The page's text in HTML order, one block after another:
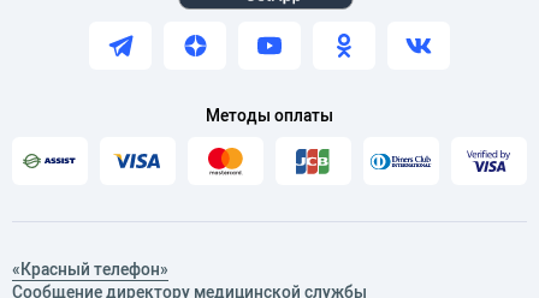
Методы оплаты
«Красный телефон»
Сообщение директору медицинской службы